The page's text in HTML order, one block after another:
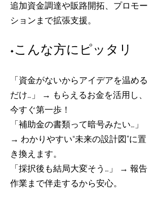
追加資金調達や販路開拓、プロモー
ションまで拡張支援。
◆こんな方にピッタリ
「資金がないからアイデアを温める
だけ…」 → もらえるお金を活用し、
今すぐ第一歩！
「補助金の書類って暗号みたい…」
→ わかりやすい“未来の設計図”に置
き換えます。
「採択後も結局大変そう…」 → 報告
作業まで伴走するから安心。